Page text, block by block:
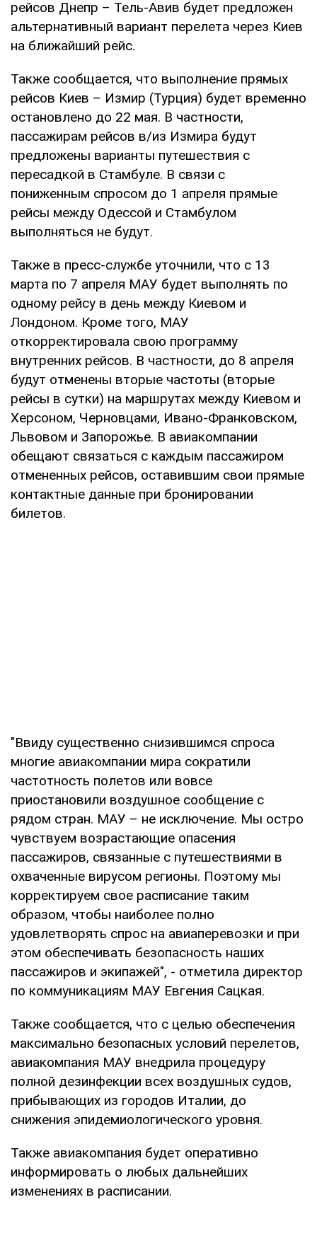
рейсов Днепр – Тель-Авив будет предложен
альтернативный вариант перелета через Киев
на ближайший рейс.
Также сообщается, что выполнение прямых
рейсов Киев – Измир (Турция) будет временно
остановлено до 22 мая. В частности,
пассажирам рейсов в/из Измира будут
предложены варианты путешествия с
пересадкой в Стамбуле. В связи с
пониженным спросом до 1 апреля прямые
рейсы между Одессой и Стамбулом
выполняться не будут.
Также в пресс-службе уточнили, что с 13
марта по 7 апреля МАУ будет выполнять по
одному рейсу в день между Киевом и
Лондоном. Кроме того, МАУ
откорректировала свою программу
внутренних рейсов. В частности, до 8 апреля
будут отменены вторые частоты (вторые
рейсы в сутки) на маршрутах между Киевом и
Херсоном, Черновцами, Ивано-Франковском,
Львовом и Запорожье. В авиакомпании
обещают связаться с каждым пассажиром
отмененных рейсов, оставившим свои прямые
контактные данные при бронировании
билетов.
"Ввиду существенно снизившимся спроса
многие авиакомпании мира сократили
частотность полетов или вовсе
приостановили воздушное сообщение с
рядом стран. МАУ – не исключение. Мы остро
чувствуем возрастающие опасения
пассажиров, связанные с путешествиями в
охваченные вирусом регионы. Поэтому мы
корректируем свое расписание таким
образом, чтобы наиболее полно
удовлетворять спрос на авиаперевозки и при
этом обеспечивать безопасность наших
пассажиров и экипажей", - отметила директор
по коммуникациям МАУ Евгения Сацкая.
Также сообщается, что с целью обеспечения
максимально безопасных условий перелетов,
авиакомпания МАУ внедрила процедуру
полной дезинфекции всех воздушных судов,
прибывающих из городов Италии, до
снижения эпидемиологического уровня.
Также авиакомпания будет оперативно
информировать о любых дальнейших
изменениях в расписании.